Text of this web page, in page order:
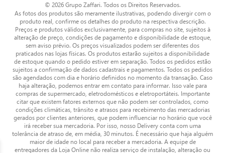
© 2026 Grupo Zaffari. Todos os Direitos Reservados.
As fotos dos produtos são meramente ilustrativas, podendo divergir com o
produto real, confirme os detalhes do produto na respectiva descrição.
Preços e produtos válidos exclusivamente, para compras no site, sujeitos à
alteração de preço, condições de pagamento e disponibilidade de estoque,
sem aviso prévio. Os preços visualizados podem ser diferentes dos
praticados nas lojas físicas. Os produtos estarão sujeitos a disponibilidade
de estoque quando o pedido estiver em separação. Todos os pedidos estão
sujeitos a confirmação de dados cadastrais e pagamentos. Todos os pedidos
são agendados com dia e horário definidos no momento da transação. Caso
haja alteração, podemos entrar em contato para informar. Isso vale para
compras de supermercado, eletrodomésticos e eletroportáteis. Importante
citar que existem fatores externos que não podem ser controlados, como
condições climáticas, trânsito e atrasos para recebimento das mercadorias
gerados por clientes anteriores, que podem influenciar no horário que você
irá receber sua mercadoria. Por isso, nosso Delivery conta com uma
tolerância de atraso de, em média, 30 minutos. É necessário que haja alguém
maior de idade no local para receber a mercadoria. A equipe de
entregadores da Loja Online não realiza serviço de instalação, alteração ou